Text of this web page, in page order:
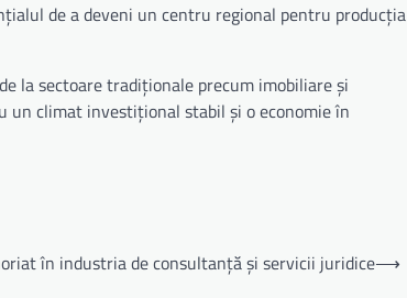
de a deveni un centru regional pentru producția
la sectoare tradiționale precum imobiliare și
un climat investițional stabil și o economie în
în industria de consultanță și servicii juridice⟶